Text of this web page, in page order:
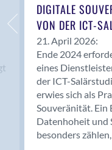
Basel
Bassersdorf
Belp
Bendern
Benken (SG)
Bergdietikon
Berlin
Bern
Bern - Liebefeld
DIGITALE
VON DER ICT-
21. April 2026:
Ende 2024
eines
der ICT-
erwies sich als
Souveränität. Ein
Datenhoheit und
besonders